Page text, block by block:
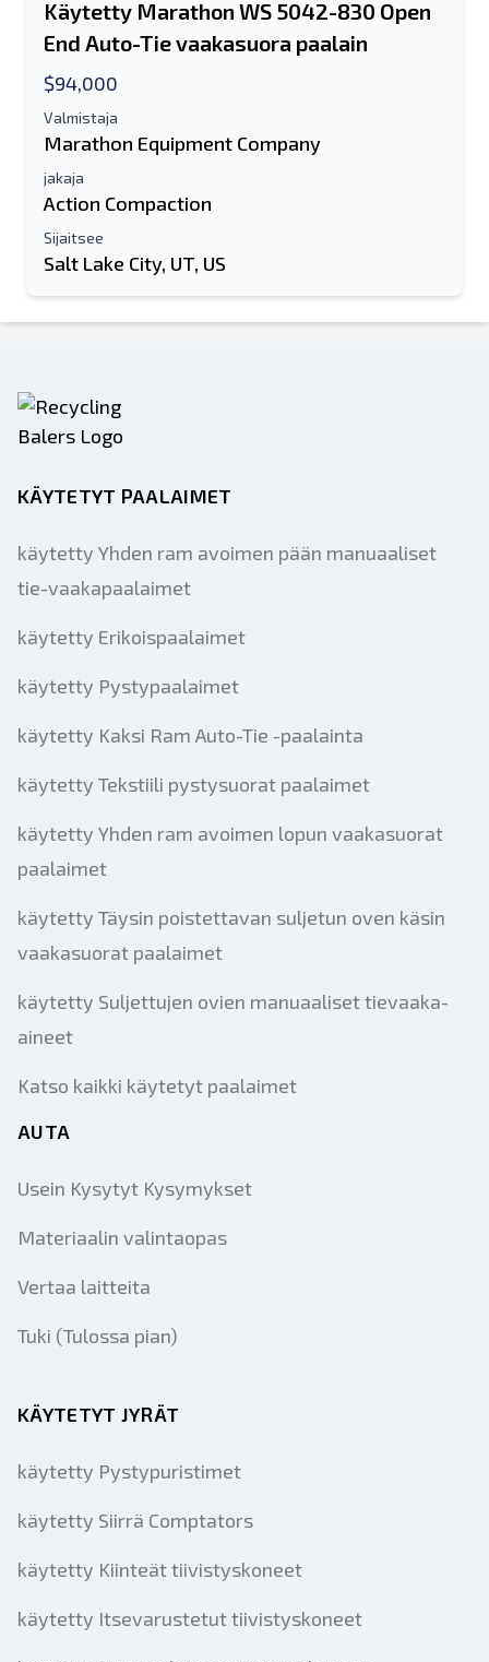
Käytetty Marathon WS 5042-830 Open
End Auto-Tie vaakasuora paalain
$94,000
Valmistaja
Marathon Equipment Company
jakaja
Action Compaction
Sijaitsee
Salt Lake City, UT, US
KÄYTETYT PAALAIMET
käytetty Yhden ram avoimen pään manuaaliset
tie-vaakapaalaimet
käytetty Erikoispaalaimet
käytetty Pystypaalaimet
käytetty Kaksi Ram Auto-Tie -paalainta
käytetty Tekstiili pystysuorat paalaimet
käytetty Yhden ram avoimen lopun vaakasuorat
paalaimet
käytetty Täysin poistettavan suljetun oven käsin
vaakasuorat paalaimet
käytetty Suljettujen ovien manuaaliset tievaaka-
aineet
Katso kaikki käytetyt paalaimet
AUTA
Usein Kysytyt Kysymykset
Materiaalin valintaopas
Vertaa laitteita
Tuki (Tulossa pian)
KÄYTETYT JYRÄT
käytetty Pystypuristimet
käytetty Siirrä Comptators
käytetty Kiinteät tiivistyskoneet
käytetty Itsevarustetut tiivistyskoneet